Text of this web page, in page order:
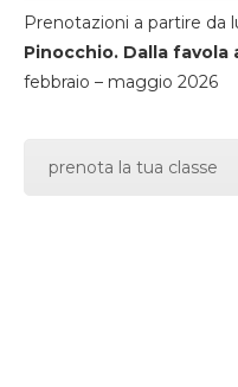
Prenotazioni a partire da
Pinocchio. Dalla favola
febbraio – maggio 2026
prenota la tua classe